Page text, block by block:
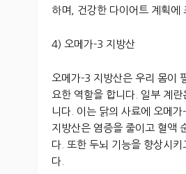
하며, 건강한 다이어트 계획에
4) 오메가-3 지방산
오메가-3 지방산은 우리 몸이
요한 역할을 합니다. 일부 계
니다. 이는 닭의 사료에 오메
지방산은 염증을 줄이고 혈액
다. 또한 두뇌 기능을 향상시
다.